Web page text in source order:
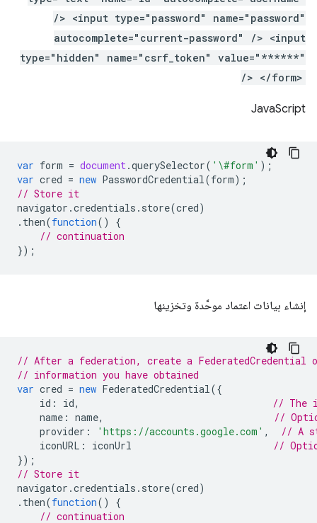
/> <input type="password" name="password"
autocomplete="current-password" /> <input
type="hidden" name="csrf_token" value="******"
/> </form>
JavaScript
var form = document.querySelector( '\#form' );
var cred = new PasswordCredential(form);
// Store it
navigator .credentials . store(cred)
. then(function()
{
// continuation
});
إنشاء بيانات اعتماد موحَّدة وتخزينها
// After a federation, create a FederatedCredential
// information you have obtained
var cred = new FederatedCredential({
id : id,
// The
name : name,
//
provider : 'https://accounts.google.com' ,
// A
iconURL : iconUrl
//
});
// Store it
navigator .credentials . store(cred)
. then(function()
{
// continuation